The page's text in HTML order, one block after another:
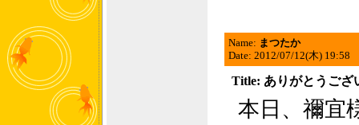
Name: まつたか
Date: 2012/07/12(木) 19:58
Title: ありがとうござ
本日、禰宜